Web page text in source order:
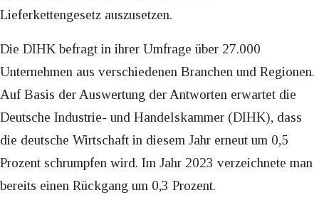
Lieferkettengesetz auszusetzen.
Die DIHK befragt in ihrer Umfrage über 27.000
Unternehmen aus verschiedenen Branchen und Regionen.
Auf Basis der Auswertung der Antworten erwartet die
Deutsche Industrie- und Handelskammer (DIHK), dass
die deutsche Wirtschaft in diesem Jahr erneut um 0,5
Prozent schrumpfen wird. Im Jahr 2023 verzeichnete man
bereits einen Rückgang um 0,3 Prozent.